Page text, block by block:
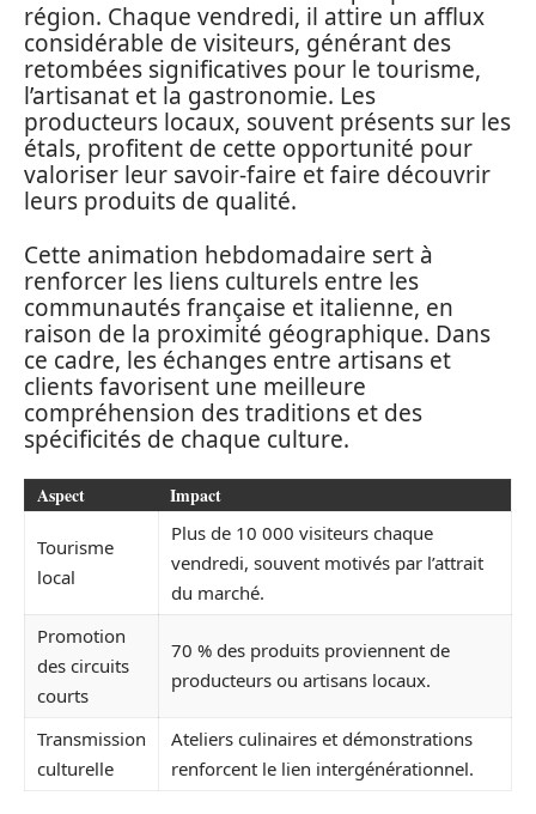
région. Chaque vendredi, il attire un afflux
considérable de visiteurs, générant des
retombées significatives pour le tourisme,
l’artisanat et la gastronomie. Les
producteurs locaux, souvent présents sur les
étals, profitent de cette opportunité pour
valoriser leur savoir-faire et faire découvrir
leurs produits de qualité.
Cette animation hebdomadaire sert à
renforcer les liens culturels entre les
communautés française et italienne, en
raison de la proximité géographique. Dans
ce cadre, les échanges entre artisans et
clients favorisent une meilleure
compréhension des traditions et des
spécificités de chaque culture.
Aspect Impact
Tourisme
local
Plus de 10 000 visiteurs chaque
vendredi, souvent motivés par l’attrait
du marché.
Promotion
des circuits
courts
70 % des produits proviennent de
producteurs ou artisans locaux.
Transmission
culturelle
Ateliers culinaires et démonstrations
renforcent le lien intergénérationnel.